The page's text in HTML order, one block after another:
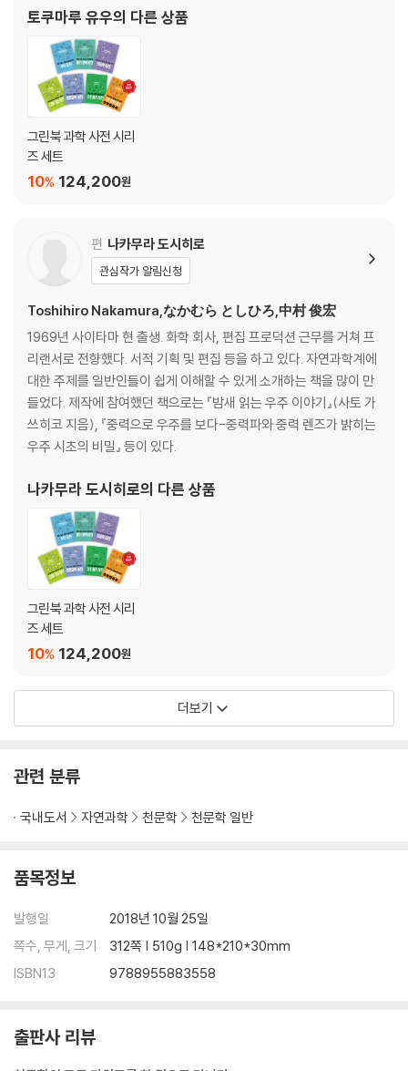
토쿠마루 유우의 다른 상품
그린북 과학 사전 시리
즈 세트
124,200원
10%
편 나카무라 도시히로
관심작가 알림신청
Toshihiro Nakamura,なかむら としひろ,中村 俊宏
1969년 사이타마 현 출생. 화학 회사, 편집 프로덕션 근무를 거쳐 프
리랜서로 전향했다. 서적 기획 및 편집 등을 하고 있다. 자연과학계에
대한 주제를 일반인들이 쉽게 이해할 수 있게 소개하는 책을 많이 만
들었다. 제작에 참여했던 책으로는 『밤새 읽는 우주 이야기』(사토 가
쓰히코 지음), 『중력으로 우주를 보다-중력파와 중력 렌즈가 밝히는
우주 시초의 비밀』 등이 있다.
나카무라 도시히로의 다른 상품
그린북 과학 사전 시리
즈 세트
124,200원
10%
더보기
관련 분류
국내도서 자연과학 천문학 천문학 일반
품목정보
발행일
2018년 10월 25일
쪽수, 무게, 크기
312쪽 | 510g | 148*210*30mm
ISBN13
9788955883558
출판사 리뷰